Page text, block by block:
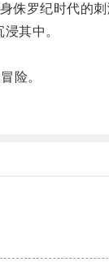
罗纪时代的刺
其中。
险。